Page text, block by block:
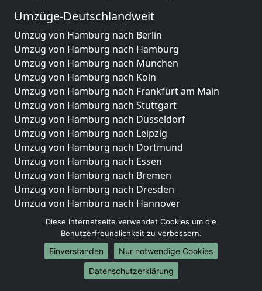
Umzüge-Deutschlandweit
Umzug von Hamburg nach Berlin
Umzug von Hamburg nach Hamburg
Umzug von Hamburg nach München
Umzug von Hamburg nach Köln
Umzug von Hamburg nach Frankfurt am Main
Umzug von Hamburg nach Stuttgart
Umzug von Hamburg nach Düsseldorf
Umzug von Hamburg nach Leipzig
Umzug von Hamburg nach Dortmund
Umzug von Hamburg nach Essen
Umzug von Hamburg nach Bremen
Umzug von Hamburg nach Dresden
Umzug von Hamburg nach Hannover
Umzug von Hamburg nach Nürnberg
Umzug von Hamburg nach Duisburg
Umzug von Hamburg nach Bochum
Umzug von Hamburg nach Wuppertal
Umzug von Hamburg nach Bielefeld
Diese Internetseite verwendet Cookies um die
Benutzerfreundlichkeit zu verbessern.
Einverstanden
Nur notwendige Cookies
Datenschutzerklärung